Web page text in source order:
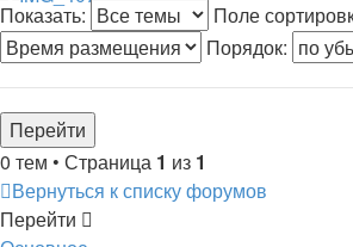
Показать:
Поле
Порядок:
0 тем • Страница 1 из 1
Вернуться к списку форумов
Перейти